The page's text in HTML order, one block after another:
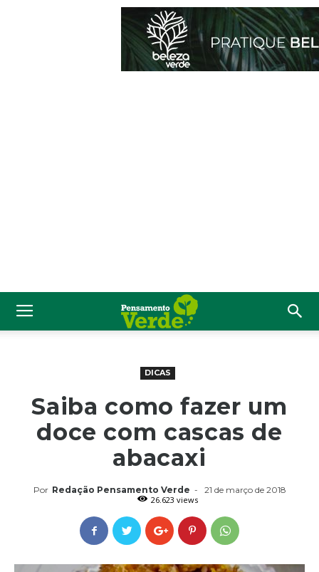
DICAS
Saiba como fazer um
doce com cascas de
abacaxi
Por Redação Pensamento Verde -
21 de março de 2018
26.623 views